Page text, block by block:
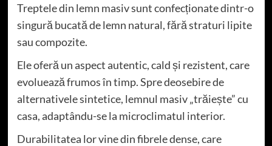
Treptele din lemn masiv sunt confecționate dintr-o
singură bucată de lemn natural, fără straturi lipite
sau compozite.
Ele oferă un aspect autentic, cald și rezistent, care
evoluează frumos în timp. Spre deosebire de
alternativele sintetice, lemnul masiv „trăiește” cu
casa, adaptându-se la microclimatul interior.
Durabilitatea lor vine din fibrele dense, care